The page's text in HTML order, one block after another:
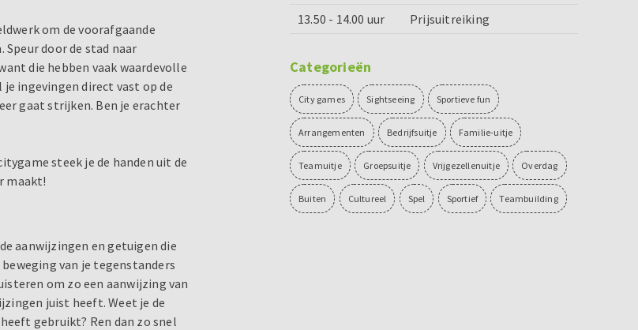
om de voorafgaande
door de stad naar
die hebben vaak waardevolle
ingevingen direct vast op de
gaat strijken. Ben je erachter
steek je de handen uit de
maakt!
aanwijzingen en getuigen die
van je tegenstanders
om zo een aanwijzing van
juist heeft. Weet je de
gebruikt? Ren dan zo snel
13.50 - 14.00 uur
Prijsuitreiking
Categorieën
City games Sightseeing Sportieve fun
Arrangementen Bedrijfsuitje Familie-uitje
Teamuitje Groepsuitje Vrijgezellenuitje Overdag
Buiten Cultureel Spel Sportief Teambuilding